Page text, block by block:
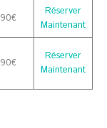
90€
Réserver
Maintenant
90€
Réserver
Maintenant